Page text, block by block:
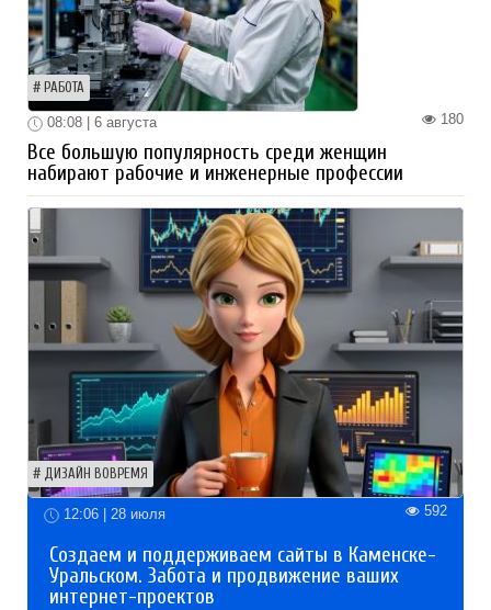
РАБОТА
180
08:08 | 6 августа
Все большую популярность среди женщин
набирают рабочие и инженерные профессии
ДИЗАЙН ВОВРЕМЯ
12:06 | 28 июля 592
Создаем и поддерживаем сайты в Каменске-
Уральском. Забота и продвижение ваших
интернет-проектов